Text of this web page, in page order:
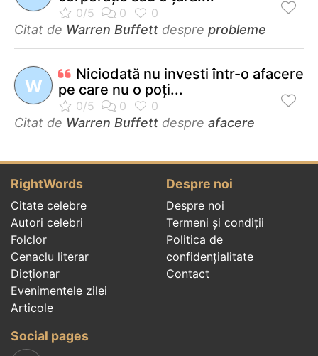
Citat de Warren Buffett despre probleme
W
Niciodată nu investi într-o afacere
pe care nu o poţi...
Citat de Warren Buffett despre afacere
RightWords
Citate celebre
Autori celebri
Folclor
Cenaclu literar
Dicționar
Evenimentele zilei
Articole
Despre noi
Despre noi
Termeni și condiții
Politica de
confidenţialitate
Contact
Social pages